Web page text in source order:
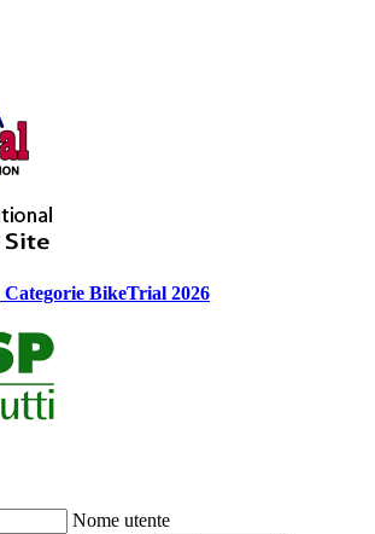
Categorie BikeTrial 2026
Nome utente